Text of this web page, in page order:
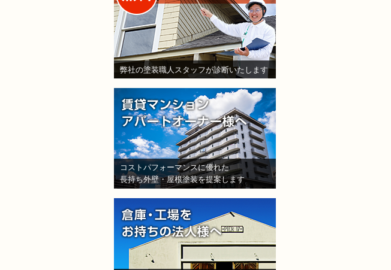
弊社の塗装職人スタッフが診断いたします
コストパフォーマンスに優れた
長持ち外壁・屋根塗装を提案します